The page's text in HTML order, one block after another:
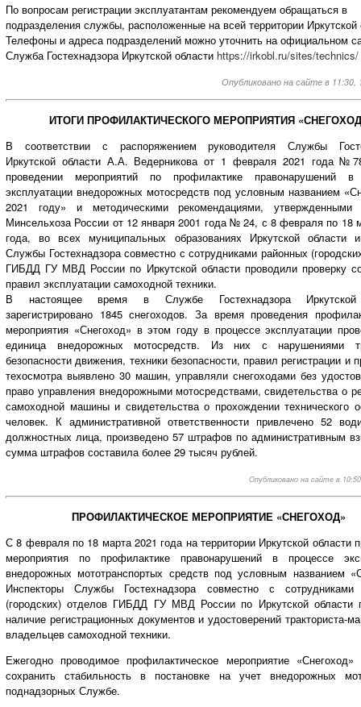
По вопросам регистрации эксплуатантам рекомендуем обращаться в
подразделения службы, расположенные на всей территории Иркутской
Телефоны и адреса подразделений можно уточнить на официальном
Служба Гостехнадзора Иркутской области https://irkobl.ru/sites/technics/
Опубликовано на сайте в 11:30,
ИТОГИ ПРОФИЛАКТИЧЕСКОГО МЕРОПРИЯТИЯ
В соответствии с распоряжением руководителя Службы
Иркутской области А.А. Ведерникова от 1 февраля 2021 года
проведении мероприятий по профилактике правонарушений в
эксплуатации внедорожных мотосредств под условным названием
2021 году» и методическими рекомендациями, утвержденными
Минсельхоза России от 12 января 2001 года № 24, с 8 февраля по 18
года, во всех муниципальных образованиях Иркутской области
Службы Гостехнадзора совместно с сотрудниками районных
ГИБДД ГУ МВД России по Иркутской области проводили проверку
правил эксплуатации самоходной техники.
В настоящее время в Службе Гостехнадзора Иркутской
зарегистрировано 1845 снегоходов. За время проведения
мероприятия «Снегоход» в этом году в процессе эксплуатации
единица внедорожных мотосредств. Из них с нарушениями
безопасности движения, техники безопасности, правил регистрации и
техосмотра выявлено 30 машин, управляли снегоходами без
право управления внедорожными мотосредствами, свидетельства о
самоходной машины и свидетельства о прохождении технического
человек. К административной ответственности привлечено 52
должностных лица, произведено 57 штрафов по административным
сумма штрафов составила более 29 тысяч рублей.
Опубликовано на сайте в
ПРОФИЛАКТИЧЕСКОЕ МЕРОПРИЯТИЕ «СНЕГОХОД»
С 8 февраля по 18 марта 2021 года на территории Иркутской области
мероприятия по профилактике правонарушений в процессе
внедорожных мототранспортых средств под условным названием
Инспекторы Службы Гостехнадзора совместно с сотрудниками
(городских) отделов ГИБДД ГУ МВД России по Иркутской области
наличие регистрационных документов и удостоверений тракториста-
владельцев самоходной техники.
Ежегодно проводимое профилактическое мероприятие «Снегоход»
сохранить стабильность в постановке на учет внедорожных
поднадзорных Службе.